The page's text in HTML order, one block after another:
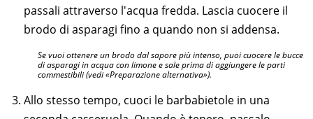
passali attraverso l'acqua fredda. Lascia cuocere il
brodo di asparagi fino a quando non si addensa.
Se vuoi ottenere un brodo dal sapore più intenso, puoi cuocere le bucce
di asparagi in acqua con limone e sale prima di aggiungere le parti
commestibili (vedi «Preparazione alternativa»).
Allo stesso tempo, cuoci le barbabietole in una